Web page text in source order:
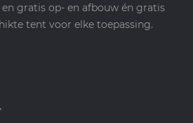
gratis op- en afbouw én gratis
tent voor elke toepassing.